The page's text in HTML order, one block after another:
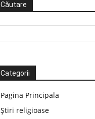
Căutare
Categorii
Pagina Principala
Știri religioase